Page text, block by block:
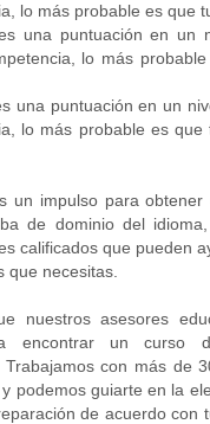
lo más probable es que
una puntuación en un
lo más
una puntuación en un
lo más probable es
un impulso para
de dominio del
calificados que pueden
que necesitas.
nuestros asesores
encontrar un curso
Trabajamos con más de
podemos guiarte en la
de acuerdo con